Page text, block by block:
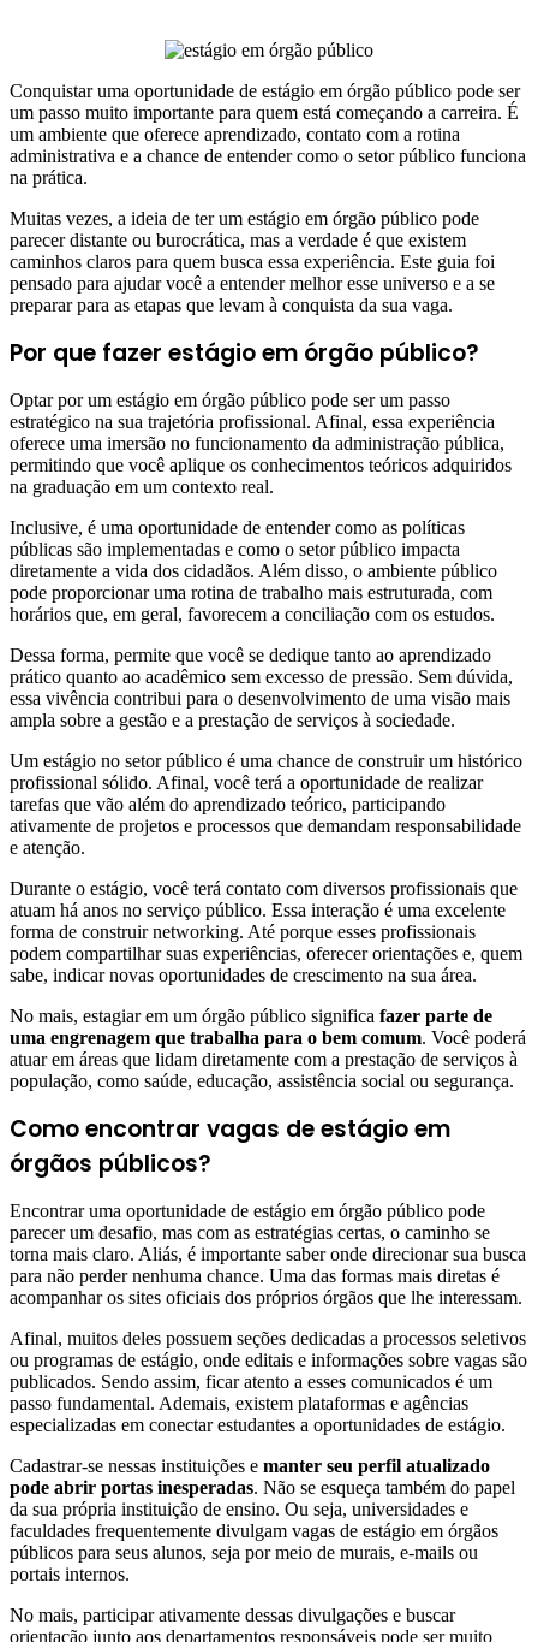
Conquistar uma oportunidade de estágio em órgão público pode ser
um passo muito importante para quem está começando a carreira. É
um ambiente que oferece aprendizado, contato com a rotina
administrativa e a chance de entender como o setor público funciona
na prática.
Muitas vezes, a ideia de ter um estágio em órgão público pode
parecer distante ou burocrática, mas a verdade é que existem
caminhos claros para quem busca essa experiência. Este guia foi
pensado para ajudar você a entender melhor esse universo e a se
preparar para as etapas que levam à conquista da sua vaga.
Por que fazer estágio em órgão público?
Optar por um estágio em órgão público pode ser um passo
estratégico na sua trajetória profissional. Afinal, essa experiência
oferece uma imersão no funcionamento da administração pública,
permitindo que você aplique os conhecimentos teóricos adquiridos
na graduação em um contexto real.
Inclusive, é uma oportunidade de entender como as políticas
públicas são implementadas e como o setor público impacta
diretamente a vida dos cidadãos. Além disso, o ambiente público
pode proporcionar uma rotina de trabalho mais estruturada, com
horários que, em geral, favorecem a conciliação com os estudos.
Dessa forma, permite que você se dedique tanto ao aprendizado
prático quanto ao acadêmico sem excesso de pressão. Sem dúvida,
essa vivência contribui para o desenvolvimento de uma visão mais
ampla sobre a gestão e a prestação de serviços à sociedade.
Um estágio no setor público é uma chance de construir um histórico
profissional sólido. Afinal, você terá a oportunidade de realizar
tarefas que vão além do aprendizado teórico, participando
ativamente de projetos e processos que demandam responsabilidade
e atenção.
Durante o estágio, você terá contato com diversos profissionais que
atuam há anos no serviço público. Essa interação é uma excelente
forma de construir networking. Até porque esses profissionais
podem compartilhar suas experiências, oferecer orientações e, quem
sabe, indicar novas oportunidades de crescimento na sua área.
No mais, estagiar em um órgão público significa fazer parte de
uma engrenagem que trabalha para o bem comum. Você poderá
atuar em áreas que lidam diretamente com a prestação de serviços à
população, como saúde, educação, assistência social ou segurança.
Como encontrar vagas de estágio em
órgãos públicos?
Encontrar uma oportunidade de estágio em órgão público pode
parecer um desafio, mas com as estratégias certas, o caminho se
torna mais claro. Aliás, é importante saber onde direcionar sua busca
para não perder nenhuma chance. Uma das formas mais diretas é
acompanhar os sites oficiais dos próprios órgãos que lhe interessam.
Afinal, muitos deles possuem seções dedicadas a processos seletivos
ou programas de estágio, onde editais e informações sobre vagas são
publicados. Sendo assim, ficar atento a esses comunicados é um
passo fundamental. Ademais, existem plataformas e agências
especializadas em conectar estudantes a oportunidades de estágio.
Cadastrar-se nessas instituições e manter seu perfil atualizado
pode abrir portas inesperadas. Não se esqueça também do papel
da sua própria instituição de ensino. Ou seja, universidades e
faculdades frequentemente divulgam vagas de estágio em órgãos
públicos para seus alunos, seja por meio de murais, e-mails ou
portais internos.
No mais, participar ativamente dessas divulgações e buscar
orientação junto aos departamentos responsáveis pode ser muito